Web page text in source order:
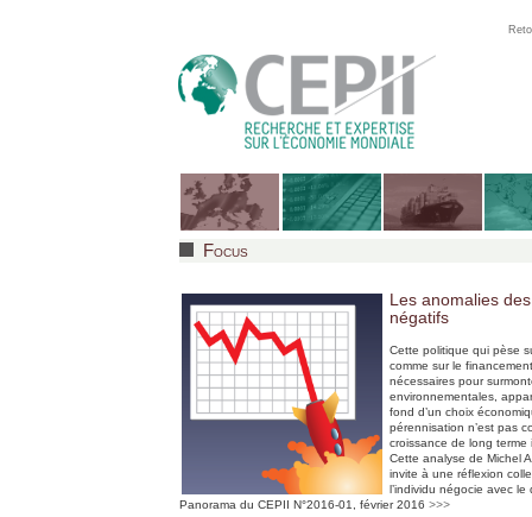
Focus
Les anomalies
négatifs
Cette politique qui pèse
comme sur le
nécessaires pour
environnementales,
fond d’un choix
pérennisation n’est pas
croissance de long
Cette analyse de Michel
invite à une réflexion
l’individu négocie avec
Panorama du CEPII N°2016-01, février 2016 >>>